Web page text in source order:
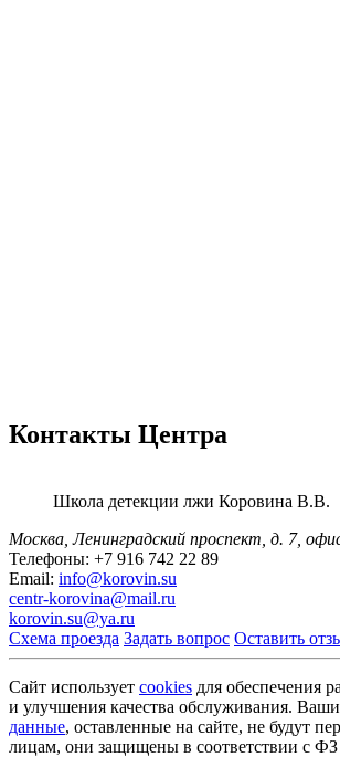
Контакты Центра
Школа детекции лжи Коровина В.В.
Москва, Ленинградский проспект, д. 7,
Телефоны: +7 916 742 22 89
Email: info@korovin.su
centr-korovina@mail.ru
korovin.su@ya.ru
Схема проезда Задать вопрос Оставить
Сайт использует cookies для обеспечения
и улучшения качества обслуживания. Ваши
данные, оставленные на сайте, не будут
лицам, они защищены в соответствии с ФЗ